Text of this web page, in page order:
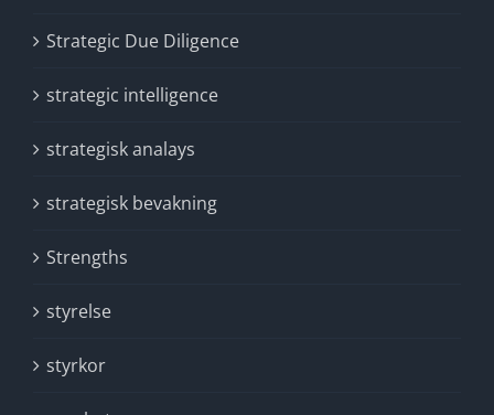
Strategic Due Diligence
strategic intelligence
strategisk analays
strategisk bevakning
Strengths
styrelse
styrkor